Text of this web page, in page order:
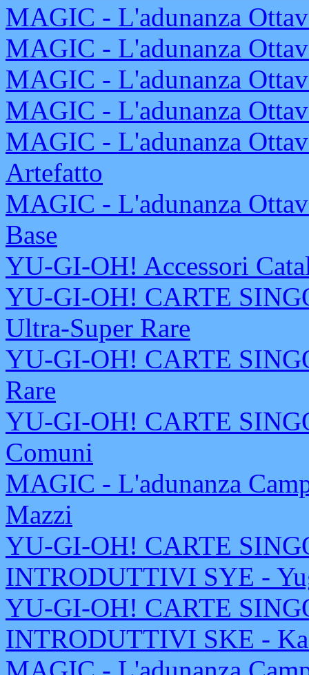
MAGIC - L'adunanza
MAGIC - L'adunanza
MAGIC - L'adunanza
MAGIC - L'adunanza
MAGIC - L'adunanza
Artefatto
MAGIC - L'adunanza
Base
YU-GI-OH! Accessori
YU-GI-OH! CARTE
Ultra-Super Rare
YU-GI-OH! CARTE
Rare
YU-GI-OH! CARTE
Comuni
MAGIC - L'adunanza
Mazzi
YU-GI-OH! CARTE
INTRODUTTIVI SYE -
YU-GI-OH! CARTE
INTRODUTTIVI SKE -